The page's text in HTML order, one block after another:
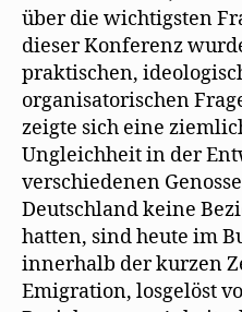
über die wichtigsten
dieser Konferenz
praktischen,
organisatorischen
zeigte sich eine
Ungleichheit in der
verschiedenen
Deutschland keine
hatten, sind heute im
innerhalb der kurzen
Emigration, losgelöst